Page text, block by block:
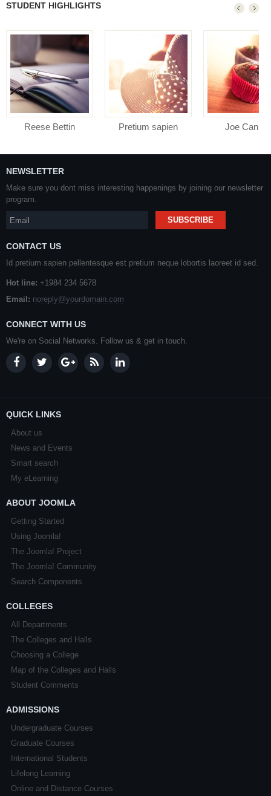
STUDENT HIGHLIGHTS
Reese Bettin Pretium sapien Joe Canny
NEWSLETTER
Make sure you dont miss interesting happenings by joining our newsletter
program.
CONTACT US
Id pretium sapien pellentesque est pretium neque lobortis laoreet id sed.
Hot line: +1984 234 5678
Email: noreply@yourdomain.com
CONNECT WITH US
We're on Social Networks. Follow us & get in touch.
QUICK LINKS
About us
News and Events
Smart search
My eLearning
ABOUT JOOMLA
Getting Started
Using Joomla!
The Joomla! Project
The Joomla! Community
Search Components
COLLEGES
All Departments
The Colleges and Halls
Choosing a College
Map of the Colleges and Halls
Student Comments
ADMISSIONS
Undergraduate Courses
Graduate Courses
International Students
Lifelong Learning
Online and Distance Courses